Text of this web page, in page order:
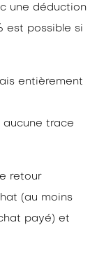
une déduction
est possible si
entièrement
trace
retour
(au moins
payé) et